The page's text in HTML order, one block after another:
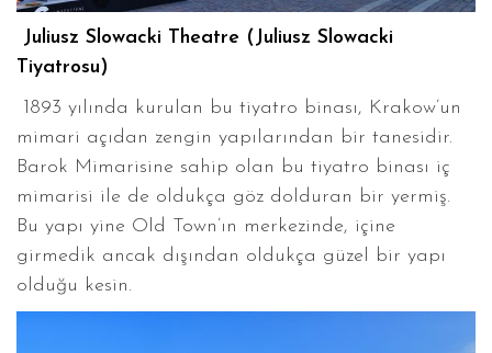
Juliusz Slowacki Theatre (Juliusz Slowacki
Tiyatrosu)
1893 yılında kurulan bu tiyatro binası, Krakow’un
mimari açıdan zengin yapılarından bir tanesidir.
Barok Mimarisine sahip olan bu tiyatro binası iç
mimarisi ile de oldukça göz dolduran bir yermiş.
Bu yapı yine Old Town’ın merkezinde, içine
girmedik ancak dışından oldukça güzel bir yapı
olduğu kesin.